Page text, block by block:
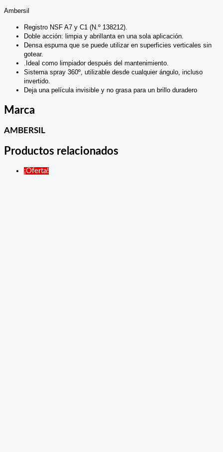
Ambersil
Registro NSF A7 y C1 (N.º 138212).
Doble acción: limpia y abrillanta en una sola aplicación.
Densa espuma que se puede utilizar en superficies verticales sin
gotear.
.Ideal como limpiador después del mantenimiento.
Sistema spray 360º, utilizable desde cualquier ángulo, incluso
invertido.
Deja una película invisible y no grasa para un brillo duradero
Marca
AMBERSIL
Productos relacionados
¡Oferta!